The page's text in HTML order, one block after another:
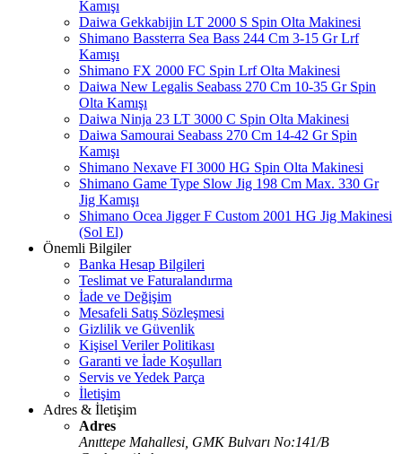
Kamışı
Daiwa Gekkabijin LT 2000 S Spin Olta Makinesi
Shimano Bassterra Sea Bass 244 Cm 3-15 Gr Lrf
Kamışı
Shimano FX 2000 FC Spin Lrf Olta Makinesi
Daiwa New Legalis Seabass 270 Cm 10-35 Gr Spin
Olta Kamışı
Daiwa Ninja 23 LT 3000 C Spin Olta Makinesi
Daiwa Samourai Seabass 270 Cm 14-42 Gr Spin
Kamışı
Shimano Nexave FI 3000 HG Spin Olta Makinesi
Shimano Game Type Slow Jig 198 Cm Max. 330 Gr
Jig Kamışı
Shimano Ocea Jigger F Custom 2001 HG Jig Makinesi
(Sol El)
Önemli Bilgiler
Banka Hesap Bilgileri
Teslimat ve Faturalandırma
İade ve Değişim
Mesafeli Satış Sözleşmesi
Gizlilik ve Güvenlik
Kişisel Veriler Politikası
Garanti ve İade Koşulları
Servis ve Yedek Parça
İletişim
Adres & İletişim
Adres
Anıttepe Mahallesi, GMK Bulvarı No:141/B